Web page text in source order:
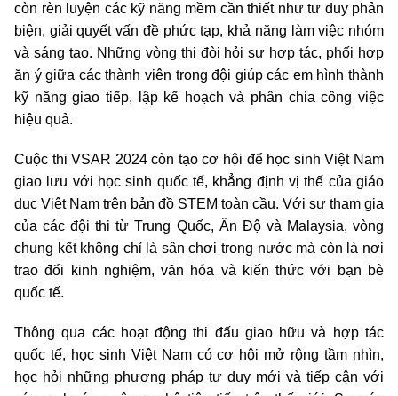
còn rèn luyện các kỹ năng mềm cần thiết như tư duy phản
biện, giải quyết vấn đề phức tạp, khả năng làm việc nhóm
và sáng tạo. Những vòng thi đòi hỏi sự hợp tác, phối hợp
ăn ý giữa các thành viên trong đội giúp các em hình thành
kỹ năng giao tiếp, lập kế hoạch và phân chia công việc
hiệu quả.
Cuộc thi VSAR 2024 còn tạo cơ hội để học sinh Việt Nam
giao lưu với học sinh quốc tế, khẳng định vị thế của giáo
dục Việt Nam trên bản đồ STEM toàn cầu. Với sự tham gia
của các đội thi từ Trung Quốc, Ấn Độ và Malaysia, vòng
chung kết không chỉ là sân chơi trong nước mà còn là nơi
trao đổi kinh nghiệm, văn hóa và kiến thức với bạn bè
quốc tế.
Thông qua các hoạt động thi đấu giao hữu và hợp tác
quốc tế, học sinh Việt Nam có cơ hội mở rộng tầm nhìn,
học hỏi những phương pháp tư duy mới và tiếp cận với